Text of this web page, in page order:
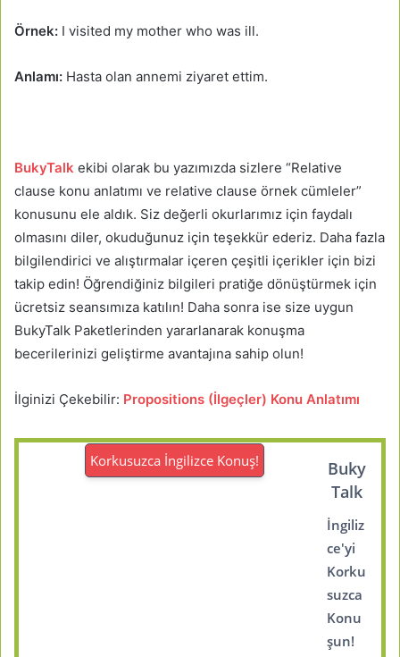
Örnek: I visited my mother who was ill.
Anlamı: Hasta olan annemi ziyaret ettim.
BukyTalk ekibi olarak bu yazımızda sizlere “Relative
clause konu anlatımı ve relative clause örnek cümleler”
konusunu ele aldık. Siz değerli okurlarımız için faydalı
olmasını diler, okuduğunuz için teşekkür ederiz. Daha fazla
bilgilendirici ve alıştırmalar içeren çeşitli içerikler için bizi
takip edin! Öğrendiğiniz bilgileri pratiğe dönüştürmek için
ücretsiz seansımıza katılın! Daha sonra ise size uygun
BukyTalk Paketlerinden yararlanarak konuşma
becerilerinizi geliştirme avantajına sahip olun!
İlginizi Çekebilir: Propositions (İlgeçler) Konu Anlatımı
Korkusuzca İngilizce Konuş!
Buky
Talk
İngiliz
ce'yi
Korku
suzca
Konu
şun!